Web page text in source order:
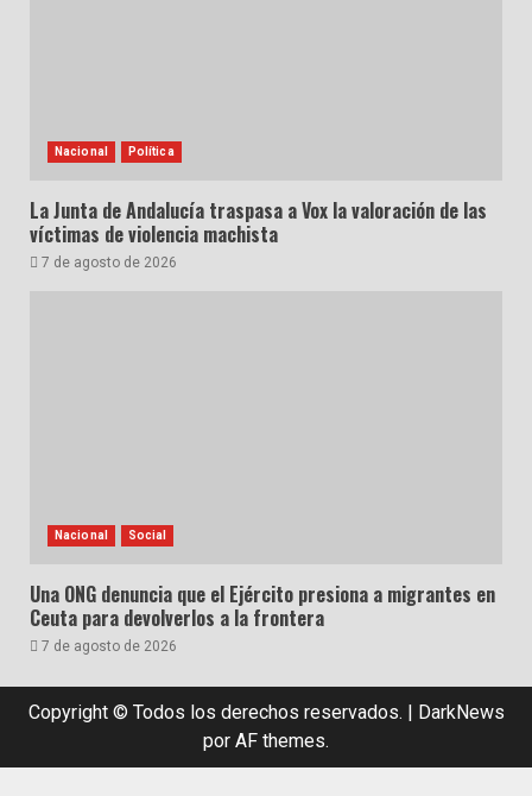
Nacional Política
La Junta de Andalucía traspasa a Vox la valoración de las
víctimas de violencia machista
7 de agosto de 2026
Nacional Social
Una ONG denuncia que el Ejército presiona a migrantes en
Ceuta para devolverlos a la frontera
7 de agosto de 2026
Copyright © Todos los derechos reservados. | DarkNews
por AF themes.